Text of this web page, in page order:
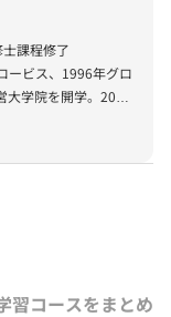
課程修了
ービス、1996年グロ
学院を開学。2008
茨城放送オーナー就
デューサーを務め
習コースをまとめ